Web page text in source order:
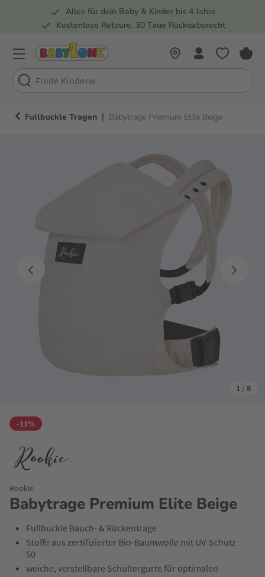
Zur Hauptnavigation springen
Alles für dein Baby & Kinder bis 4 Jahre
Kostenlose Retoure, 30 Tage Rückgaberecht
Fullbuckle Tragen | Babytrage Premium Elite Beige
1 /8
-11%
Babytrage Premium Elite Beige
Rookie
Fullbuckle Bauch- & Rückentrage
Stoffe aus zertifizierter Bio-Baumwolle mit UV-Schutz
50
weiche, verstellbare Schultergurte für optimalen